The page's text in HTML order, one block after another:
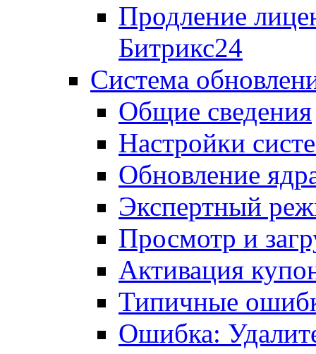
Продление
Битрикс24
Система
Общие сведения
Настройки
Обновление
Экспертный
Просмотр и
Активация
Типичные
Ошибка: